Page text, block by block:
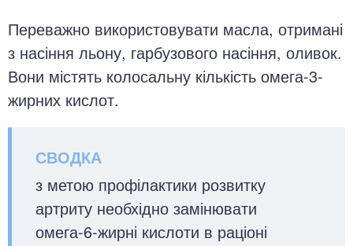
Переважно використовувати масла, отримані
з насіння льону, гарбузового насіння, оливок.
Вони містять колосальну кількість омега-3-
жирних кислот.
з метою профілактики розвитку
артриту необхідно замінювати
омега-6-жирні кислоти в раціоні